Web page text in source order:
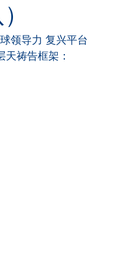
领导力 复兴平台
天祷告框架：